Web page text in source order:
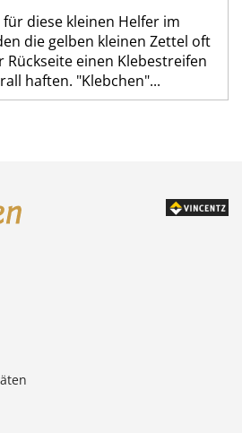
diese kleinen Helfer im
die gelben kleinen Zettel oft
Rückseite einen Klebestreifen
haften. "Klebchen"...